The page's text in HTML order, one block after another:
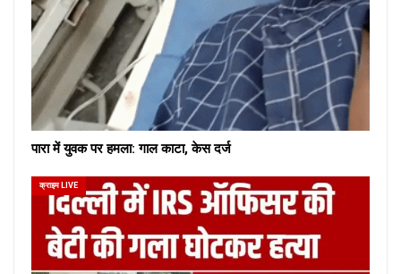
पारा में युवक पर हमला: गाल काटा, केस दर्ज
क्राइम LIVE